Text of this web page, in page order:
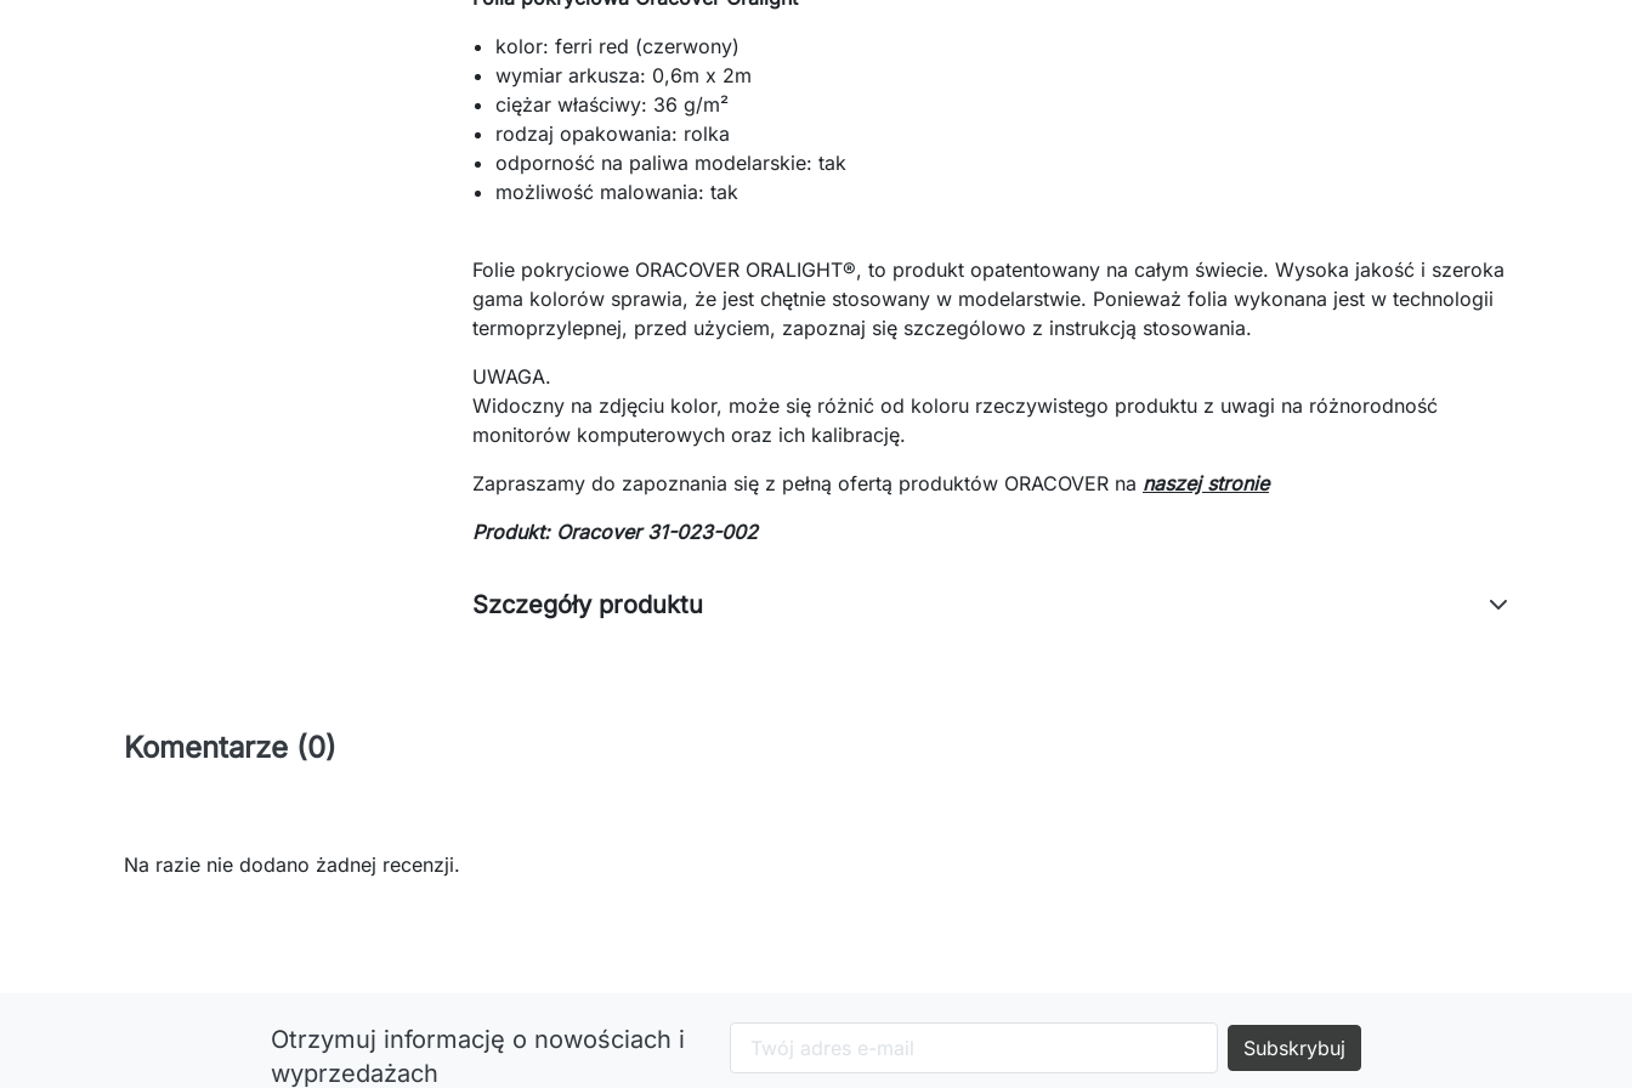
kolor: ferri red (czerwony)
wymiar arkusza: 0,6m x 2m
ciężar właściwy: 36 g/m²
rodzaj opakowania: rolka
odporność na paliwa modelarskie: tak
możliwość malowania: tak
Folie pokryciowe ORACOVER ORALIGHT®, to produkt opatentowany na całym świecie. Wysoka jakość i szeroka
gama kolorów sprawia, że jest chętnie stosowany w modelarstwie. Ponieważ folia wykonana jest w technologii
termoprzylepnej, przed użyciem, zapoznaj się szczególowo z instrukcją stosowania.
UWAGA.
Widoczny na zdjęciu kolor, może się różnić od koloru rzeczywistego produktu z uwagi na różnorodność
monitorów komputerowych oraz ich kalibrację.
Zapraszamy do zapoznania się z pełną ofertą produktów ORACOVER na naszej stronie
Produkt: Oracover 31-023-002
Szczegóły produktu
Komentarze (0)
Na razie nie dodano żadnej recenzji.
Otrzymuj informację o nowościach i
wyprzedażach